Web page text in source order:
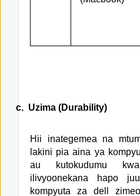
c. Uzima (Durability)
Hii inategemea na
lakini pia aina ya
au kutokudumu
ilivyoonekana hapo
kompyuta za dell